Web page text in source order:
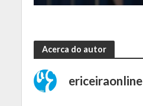
Acerca do autor
ericeiraonline